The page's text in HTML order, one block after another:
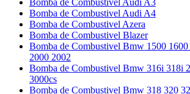
Bomba de Combustivel Audi A3
Bomba de Combustivel Audi A4
Bomba de Combustivel Azera
Bomba de Combustivel Blazer
Bomba de Combustivel Bmw 1500
2000 2002
Bomba de Combustivel Bmw 316i 318i
3000cs
Bomba de Combustivel Bmw 318 320